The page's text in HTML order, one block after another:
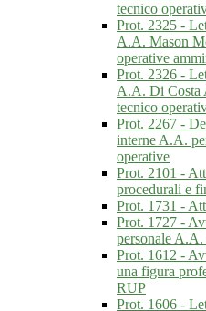
tecnico
Prot. 2325 -
A.A. Mason
operative
Prot. 2326 -
A.A. Di Costa
tecnico
Prot. 2267 -
interne A.A.
operative
Prot. 2101 -
procedurali e
Prot. 1731 -
Prot. 1727 -
personale
Prot. 1612 -
una figura
RUP
Prot. 1606 -